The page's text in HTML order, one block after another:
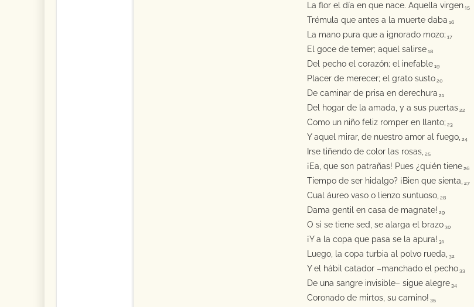
La flor el día en que nace. Aquella virgen 15
Trémula que antes a la muerte daba 16
La mano pura que a ignorado mozo; 17
El goce de temer; aquel salirse 18
Del pecho el corazón; el inefable 19
Placer de merecer; el grato susto 20
De caminar de prisa en derechura 21
Del hogar de la amada, y a sus puertas 22
Como un niño feliz romper en llanto; 23
Y aquel mirar, de nuestro amor al fuego, 24
Irse tiñendo de color las rosas, 25
¡Ea, que son patrañas! Pues ¿quién tiene 26
Tiempo de ser hidalgo? ¡Bien que sienta, 27
Cual áureo vaso o lienzo suntuoso, 28
Dama gentil en casa de magnate! 29
O si se tiene sed, se alarga el brazo 30
¡Y a la copa que pasa se la apura! 31
Luego, la copa turbia al polvo rueda, 32
Y el hábil catador –manchado el pecho 33
De una sangre invisible– sigue alegre 34
Coronado de mirtos, su camino! 35